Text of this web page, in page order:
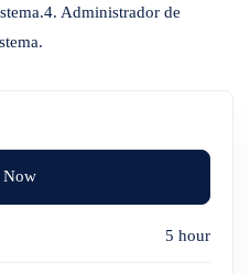
Administrador de
Now
5 hour